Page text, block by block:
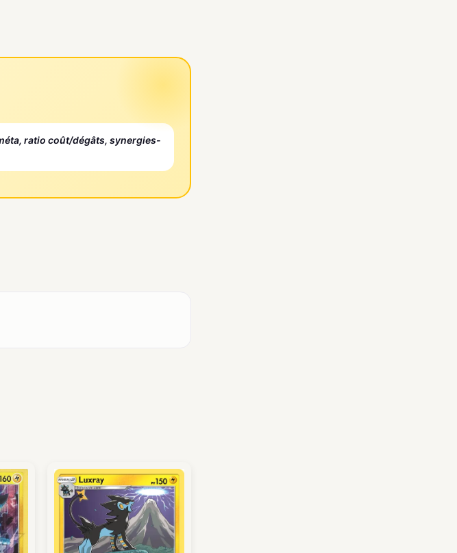
ratio coût/dégâts, synergies-